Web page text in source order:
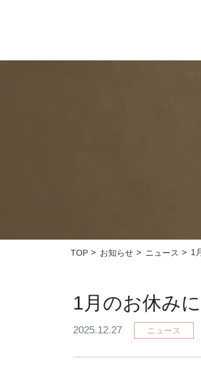
TOP お知らせ ニュース 1
1月のお休み
2025.12.27 ニュース